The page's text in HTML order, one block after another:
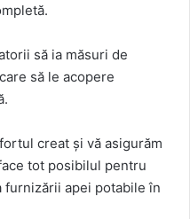
să ia măsuri de
să le acopere
creat și vă asigurăm
tot posibilul pentru
apei potabile în